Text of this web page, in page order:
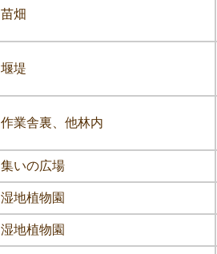
苗畑
堰堤
作業舎裏、他林内
集いの広場
湿地植物園
湿地植物園